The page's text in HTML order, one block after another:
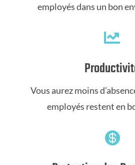
employés dans un bon

Vous aurez moins
employés restent en
